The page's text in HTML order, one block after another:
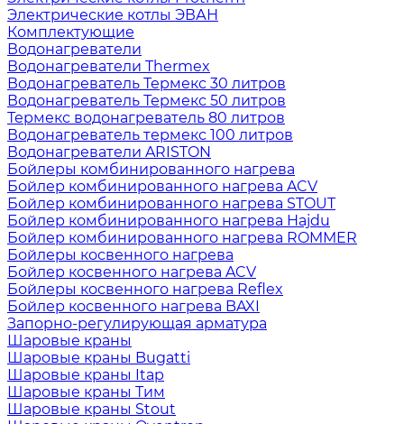
Электрические котлы ЭВАН
Комплектующие
Водонагреватели
Водонагреватели Thermex
Водонагреватель Термекс 30 литров
Водонагреватель Термекс 50 литров
Термекс водонагреватель 80 литров
Водонагреватель термекс 100 литров
Водонагреватели ARISTON
Бойлеры комбинированного нагрева
Бойлер комбинированного нагрева ACV
Бойлер комбинированного нагрева STOUT
Бойлер комбинированного нагрева Hajdu
Бойлер комбинированного нагрева ROMMER
Бойлеры косвенного нагрева
Бойлер косвенного нагрева ACV
Бойлеры косвенного нагрева Reflex
Бойлер косвенного нагрева BAXI
Запорно-регулирующая арматура
Шаровые краны
Шаровые краны Bugatti
Шаровые краны Itap
Шаровые краны Тим
Шаровые краны Stout